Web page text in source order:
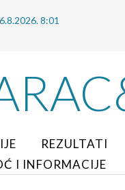
6.8.2026. 8:01
REZULTATI
I INFORMACIJE